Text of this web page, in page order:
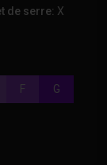
de serre: X
F G